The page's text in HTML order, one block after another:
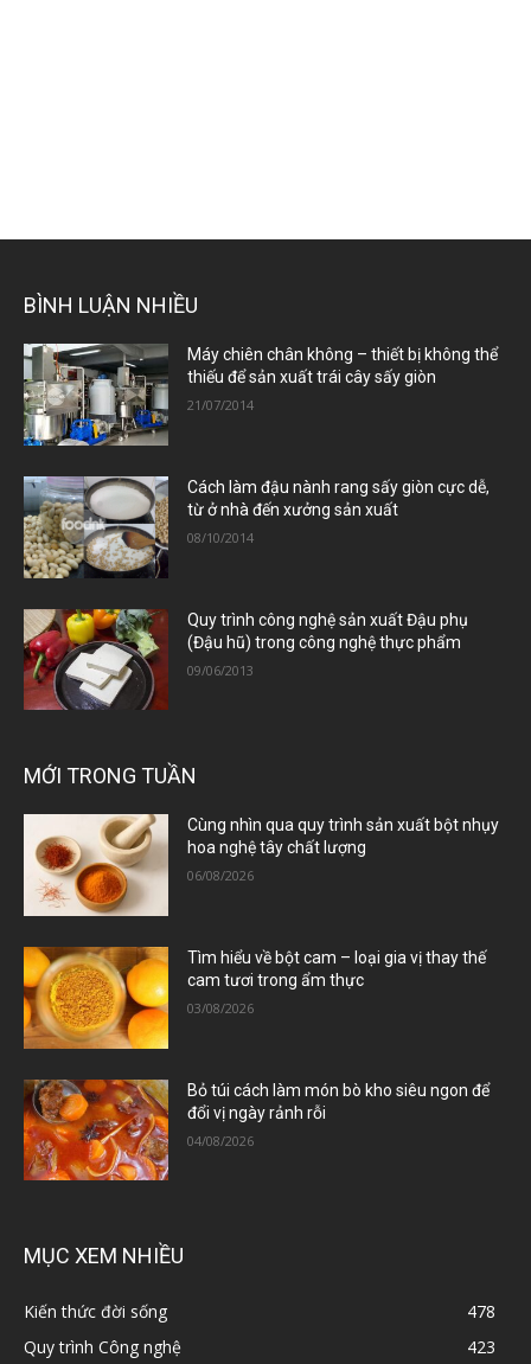
BÌNH LUẬN NHIỀU
Máy chiên chân không – thiết bị không thể
thiếu để sản xuất trái cây sấy giòn
21/07/2014
Cách làm đậu nành rang sấy giòn cực dễ,
từ ở nhà đến xưởng sản xuất
08/10/2014
Quy trình công nghệ sản xuất Đậu phụ
(Đậu hũ) trong công nghệ thực phẩm
09/06/2013
MỚI TRONG TUẦN
Cùng nhìn qua quy trình sản xuất bột nhụy
hoa nghệ tây chất lượng
06/08/2026
Tìm hiểu về bột cam – loại gia vị thay thế
cam tươi trong ẩm thực
03/08/2026
Bỏ túi cách làm món bò kho siêu ngon để
đổi vị ngày rảnh rỗi
04/08/2026
MỤC XEM NHIỀU
Kiến thức đời sống
478
Quy trình Công nghệ
423